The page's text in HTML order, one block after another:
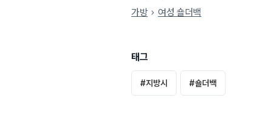
가방
여성 숄더백
태그
#지방시 #숄더백